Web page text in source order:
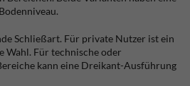
Schließart. Für private Nutzer ist ein
Wahl. Für technische oder
kann eine Dreikant-Ausführung